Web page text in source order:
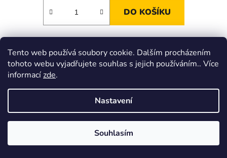
Tento web používá soubory cookie. Dalším procházením
tohoto webu vyjadřujete souhlas s jejich používáním.. Více
informacízde.
Nastavení
Souhlasím
DO KOŠÍKU
Kód:11.157